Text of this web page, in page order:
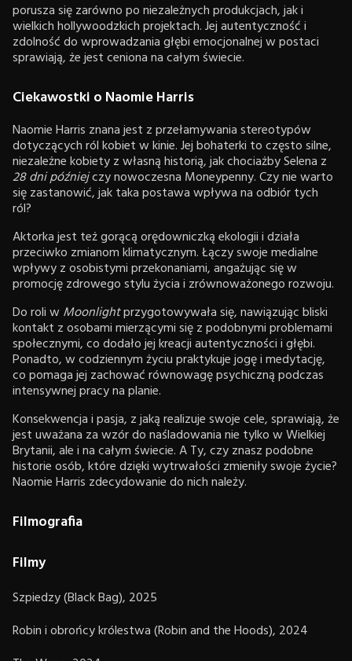
porusza się zarówno po niezależnych produkcjach, jak i
wielkich hollywoodzkich projektach. Jej autentyczność i
zdolność do wprowadzania głębi emocjonalnej w postaci
sprawiają, że jest ceniona na całym świecie.
Ciekawostki o Naomie Harris
Naomie Harris znana jest z przełamywania stereotypów
dotyczących ról kobiet w kinie. Jej bohaterki to często silne,
niezależne kobiety z własną historią, jak chociażby Selena z
28 dni późniejczy nowoczesna Moneypenny. Czy nie warto
się zastanowić, jak taka postawa wpływa na odbiór tych
ról?
Aktorka jest też gorącą orędowniczką ekologii i działa
przeciwko zmianom klimatycznym. Łączy swoje medialne
wpływy z osobistymi przekonaniami, angażując się w
promocję zdrowego stylu życia i zrównoważonego rozwoju.
Do roli w Moonlightprzygotowywała się, nawiązując bliski
kontakt z osobami mierzącymi się z podobnymi problemami
społecznymi, co dodało jej kreacji autentyczności i głębi.
Ponadto, w codziennym życiu praktykuje jogę i medytację,
co pomaga jej zachować równowagę psychiczną podczas
intensywnej pracy na planie.
Konsekwencja i pasja, z jaką realizuje swoje cele, sprawiają, że
jest uważana za wzór do naśladowania nie tylko w Wielkiej
Brytanii, ale i na całym świecie. A Ty, czy znasz podobne
historie osób, które dzięki wytrwałości zmieniły swoje życie?
Naomie Harris zdecydowanie do nich należy.
Filmografia
Filmy
Szpiedzy (Black Bag), 2025
Robin i obrońcy królestwa (Robin and the Hoods), 2024